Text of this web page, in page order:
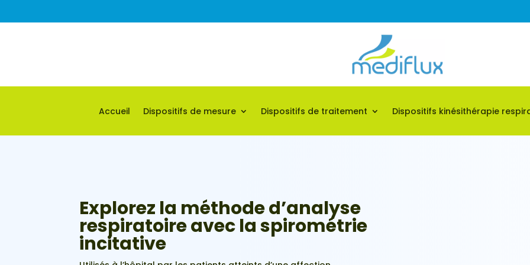
Accueil Dispositifs de mesure Dispositifs de traitement Dispositifs kinésithérapie
Explorez la méthode d’analyse
respiratoire avec la spirométrie
incitative